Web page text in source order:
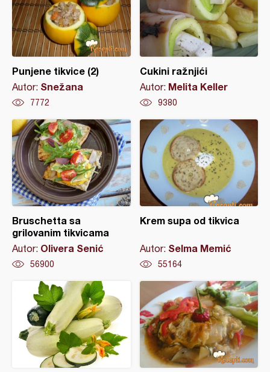
Punjene tikvice (2)
Autor: Snežana
7772
Cukini ražnjići
Autor: Melita Keller
9380
Bruschetta sa
grilovanim tikvicama
Autor: Olivera Senić
56900
Krem supa od tikvica
Autor: Selma Memić
55164